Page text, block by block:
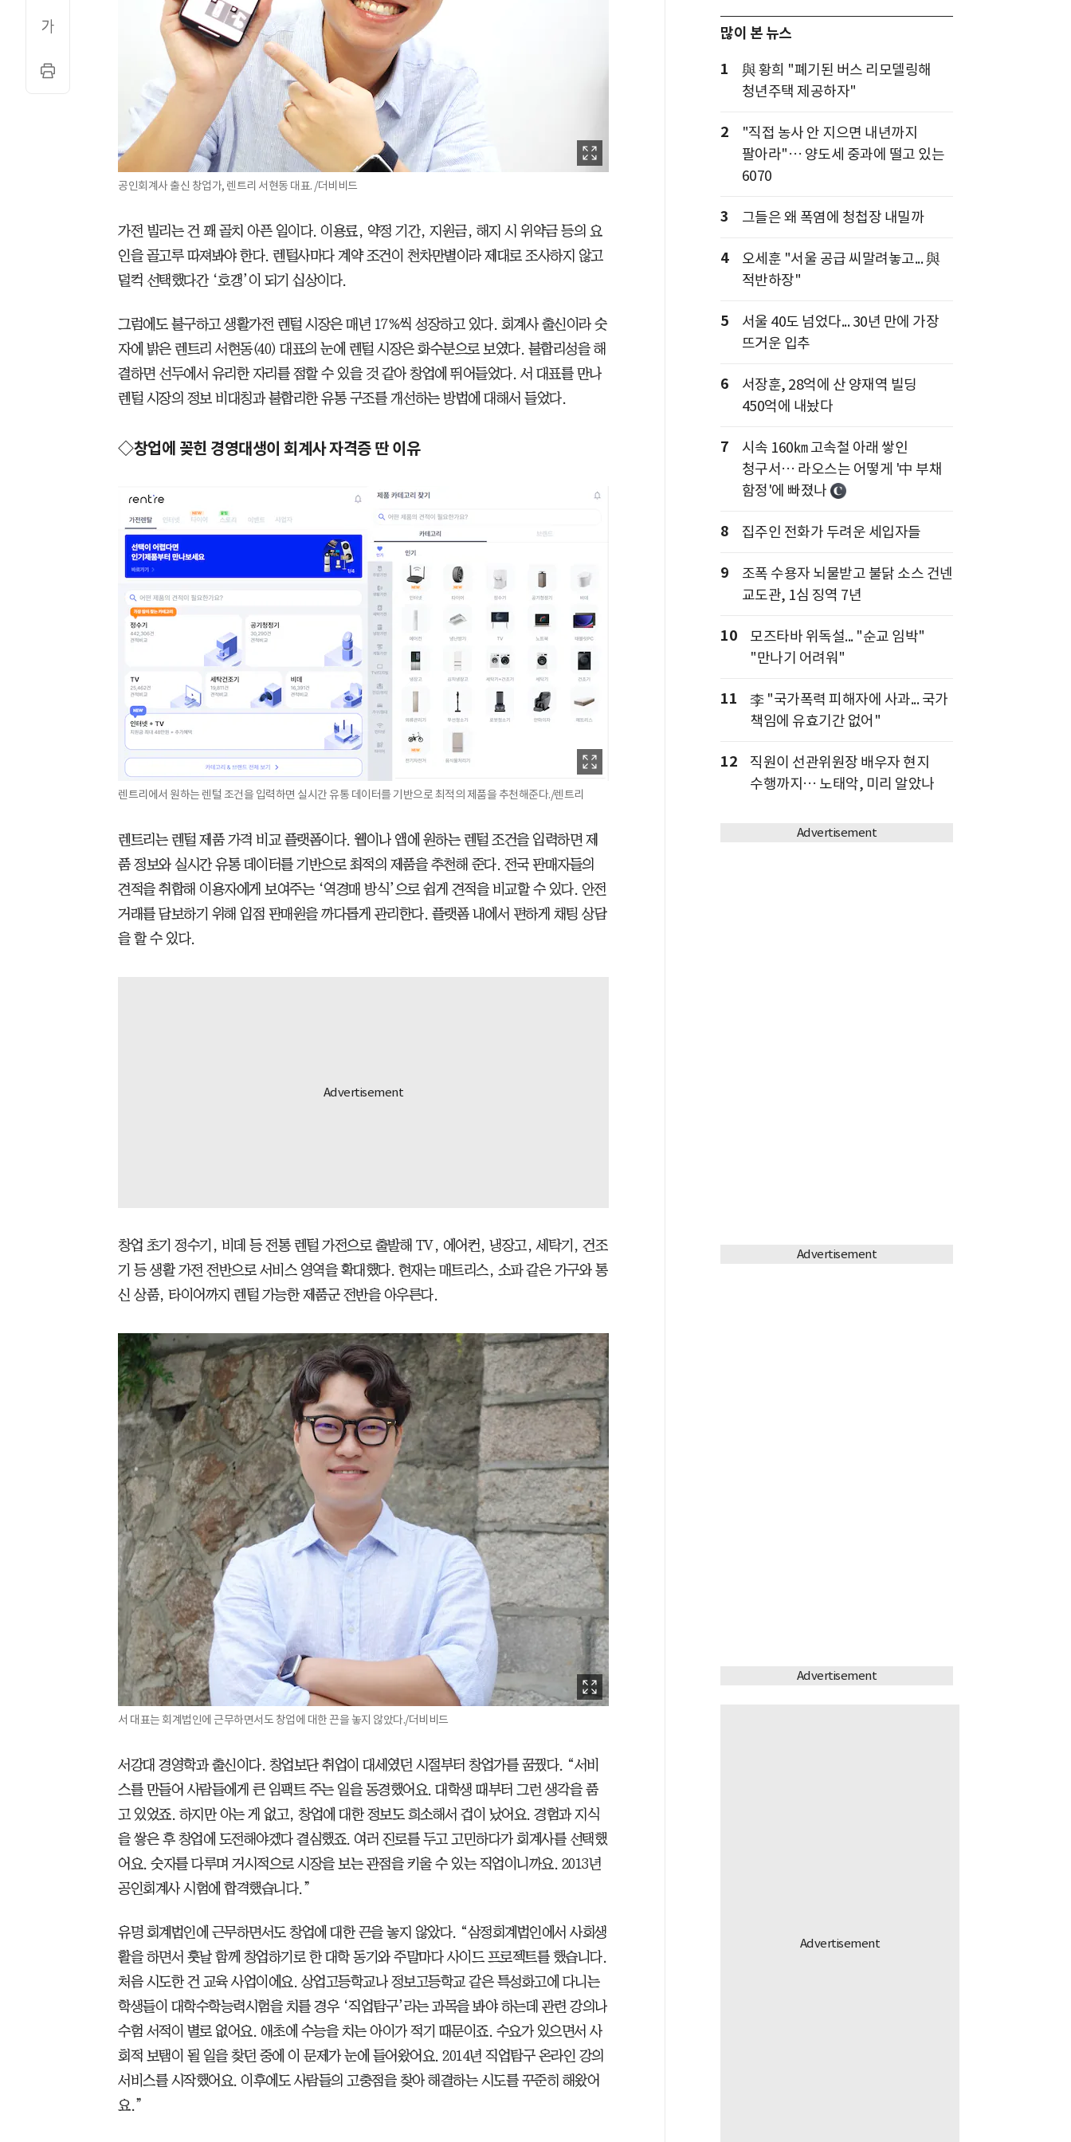
공인회계사 출신 창업가, 렌트리 서현동 대표. /더비비드
가전 빌리는 건 꽤 골치 아픈 일이다. 이용료, 약정 기간, 지원금, 해지 시 위약금 등의 요
인을 골고루 따져봐야 한다. 렌털사마다 계약 조건이 천차만별이라 제대로 조사하지 않고
덜컥 선택했다간 ‘호갱’이 되기 십상이다.
그럼에도 불구하고 생활가전 렌털 시장은 매년 17%씩 성장하고 있다. 회계사 출신이라 숫
자에 밝은 렌트리 서현동(40) 대표의 눈에 렌털 시장은 화수분으로 보였다. 불합리성을 해
결하면 선두에서 유리한 자리를 점할 수 있을 것 같아 창업에 뛰어들었다. 서 대표를 만나
렌털 시장의 정보 비대칭과 불합리한 유통 구조를 개선하는 방법에 대해서 들었다.
◇창업에 꽂힌 경영대생이 회계사 자격증 딴 이유
렌트리에서 원하는 렌털 조건을 입력하면 실시간 유통 데이터를 기반으로 최적의 제품을 추천해준다./렌트리
렌트리는 렌털 제품 가격 비교 플랫폼이다. 웹이나 앱에 원하는 렌털 조건을 입력하면 제
품 정보와 실시간 유통 데이터를 기반으로 최적의 제품을 추천해 준다. 전국 판매자들의
견적을 취합해 이용자에게 보여주는 ‘역경매 방식’으로 쉽게 견적을 비교할 수 있다. 안전
거래를 담보하기 위해 입점 판매원을 까다롭게 관리한다. 플랫폼 내에서 편하게 채팅 상담
을 할 수 있다.
창업 초기 정수기, 비데 등 전통 렌털 가전으로 출발해 TV, 에어컨, 냉장고, 세탁기, 건조
기 등 생활 가전 전반으로 서비스 영역을 확대했다. 현재는 매트리스, 소파 같은 가구와 통
신 상품, 타이어까지 렌털 가능한 제품군 전반을 아우른다.
서 대표는 회계법인에 근무하면서도 창업에 대한 끈을 놓지 않았다./더비비드
서강대 경영학과 출신이다. 창업보단 취업이 대세였던 시절부터 창업가를 꿈꿨다. “서비
스를 만들어 사람들에게 큰 임팩트 주는 일을 동경했어요. 대학생 때부터 그런 생각을 품
고 있었죠. 하지만 아는 게 없고, 창업에 대한 정보도 희소해서 겁이 났어요. 경험과 지식
을 쌓은 후 창업에 도전해야겠다 결심했죠. 여러 진로를 두고 고민하다가 회계사를 선택했
어요. 숫자를 다루며 거시적으로 시장을 보는 관점을 키울 수 있는 직업이니까요. 2013년
공인회계사 시험에 합격했습니다.”
유명 회계법인에 근무하면서도 창업에 대한 끈을 놓지 않았다. “삼정회계법인에서 사회생
활을 하면서 훗날 함께 창업하기로 한 대학 동기와 주말마다 사이드 프로젝트를 했습니다.
처음 시도한 건 교육 사업이에요. 상업고등학교나 정보고등학교 같은 특성화고에 다니는
학생들이 대학수학능력시험을 치를 경우 ‘직업탐구’라는 과목을 봐야 하는데 관련 강의나
수험 서적이 별로 없어요. 애초에 수능을 치는 아이가 적기 때문이죠. 수요가 있으면서 사
회적 보탬이 될 일을 찾던 중에 이 문제가 눈에 들어왔어요. 2014년 직업탐구 온라인 강의
서비스를 시작했어요. 이후에도 사람들의 고충점을 찾아 해결하는 시도를 꾸준히 해왔어
요.”
많이 본 뉴스
1
與 황희 "폐기된 버스 리모델링해
청년주택 제공하자"
2
"직접 농사 안 지으면 내년까지
팔아라"… 양도세 중과에 떨고 있는
6070
3 그들은 왜 폭염에 청첩장 내밀까
4
오세훈 "서울 공급 씨말려놓고... 與
적반하장"
5
서울 40도 넘었다... 30년 만에 가장
뜨거운 입추
6
서장훈, 28억에 산 양재역 빌딩
450억에 내놨다
7
시속 160㎞ 고속철 아래 쌓인
청구서… 라오스는 어떻게 '中 부채
함정'에 빠졌나
8 집주인 전화가 두려운 세입자들
9
조폭 수용자 뇌물받고 불닭 소스 건넨
교도관, 1심 징역 7년
10
모즈타바 위독설... "순교 임박"
"만나기 어려워"
11
李 "국가폭력 피해자에 사과... 국가
책임에 유효기간 없어"
12
직원이 선관위원장 배우자 현지
수행까지… 노태악, 미리 알았나